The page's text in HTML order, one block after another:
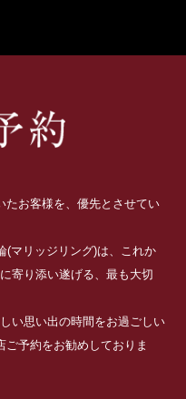
たお客様を、優先とさせてい
(マリッジリング)は、これか
寄り添い遂げる、最も大切
い思い出の時間をお過ごしい
予約をお勧めしておりま